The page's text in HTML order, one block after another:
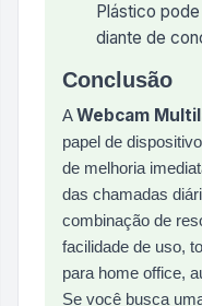
Plástico
diante de
Conclusão
AWebcam
papel de
de melhoria
das chamadas
combinação de
facilidade de uso,
para home office,
Se você busca